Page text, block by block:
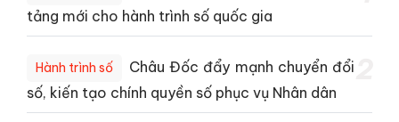
tảng mới cho hành trình số quốc gia
Hành trình số
Châu Đốc đẩy mạnh chuyển đổi
số, kiến tạo chính quyền số phục vụ Nhân dân